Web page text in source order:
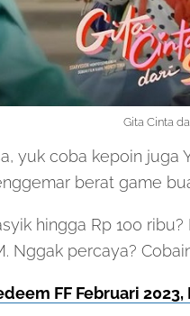
Gita Cinta
yuk coba kepoin juga
berat game
hingga Rp 100
Nggak percaya?
FF Februari